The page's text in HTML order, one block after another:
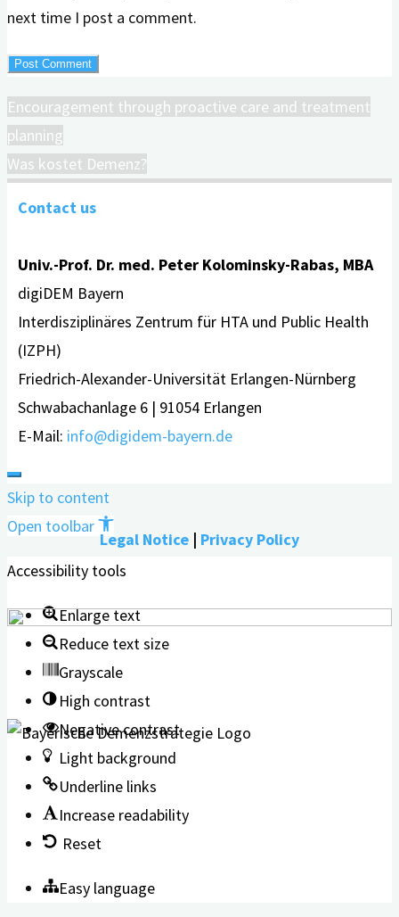
next time I post a comment.
Encouragement through proactive care and treatment
planning
Was kostet Demenz?
Contact us
Univ.-Prof. Dr. med. Peter Kolominsky-Rabas, MBA
digiDEM Bayern
Interdisziplinäres Zentrum für HTA und Public Health
(IZPH)
Friedrich-Alexander-Universität Erlangen-Nürnberg
Schwabachanlage 6 | 91054 Erlangen
E-Mail: info@digidem-bayern.de
Legal Notice | Privacy Policy
Skip to content
Open toolbar
Accessibility tools
Enlarge text
Reduce text size
Grayscale
High contrast
Negative contrast
Light background
Underline links
Increase readability
Reset
Easy language